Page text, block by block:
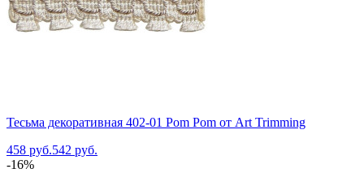
Тесьма декоративная 402-01 Pom Pom от Art Trimming
458 руб.542 руб.
-16%